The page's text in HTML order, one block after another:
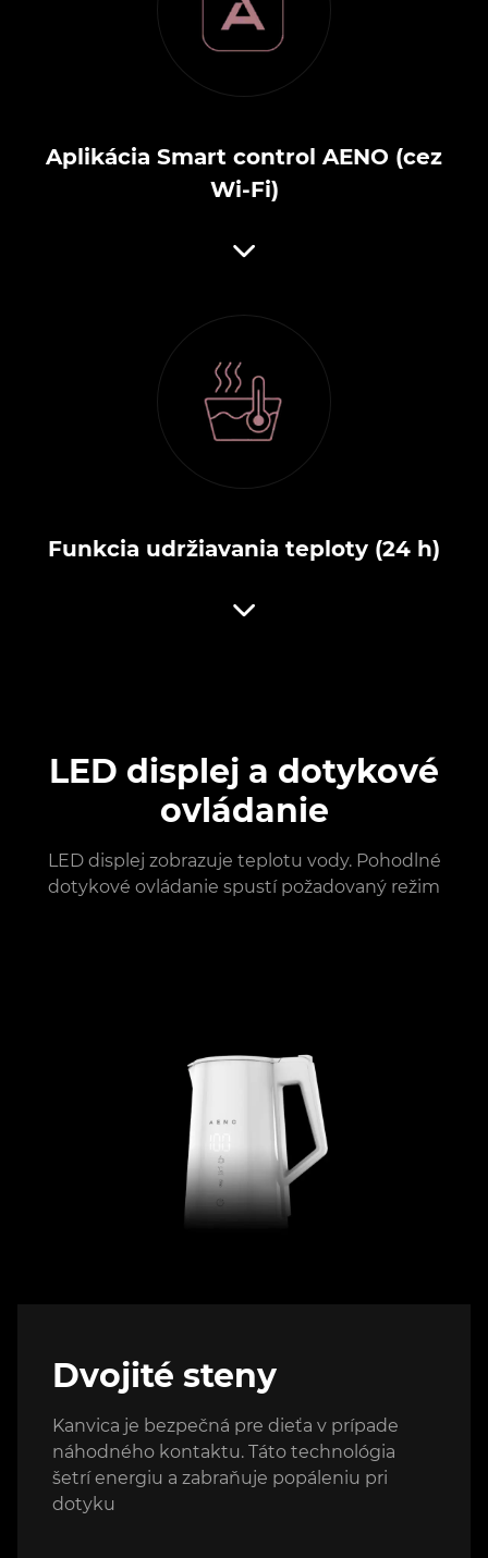
Aplikácia Smart control AENO (cez
Wi-Fi)
Funkcia udržiavania teploty (24 h)
LED displej a dotykové
ovládanie
LED displej zobrazuje teplotu vody. Pohodlné
dotykové ovládanie spustí požadovaný režim
Dvojité steny
Kanvica je bezpečná pre dieťa v prípade
náhodného kontaktu. Táto technológia
šetrí energiu a zabraňuje popáleniu pri
dotyku